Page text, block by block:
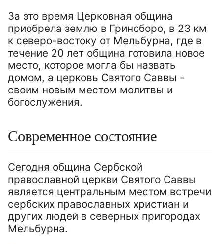
За это время Церковная община
приобрела землю в Гринсборо, в 23 км
к северо-востоку от Мельбурна, где в
течение 20 лет община готовила новое
место, которое могла бы назвать
домом, а церковь Святого Саввы -
своим новым местом молитвы и
богослужения.
Современное состояние
Сегодня община Сербской
православной церкви Святого Саввы
является центральным местом встречи
сербских православных христиан и
других людей в северных пригородах
Мельбурна.